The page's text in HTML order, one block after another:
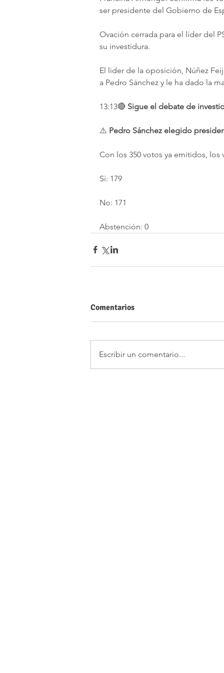
ser presidente del Gobierno de
Ovación cerrada para el líder del
su investidura.
El lider de la oposición, Núñez
a Pedro Sánchez y le ha dado la
13:13🔴 Sigue el debate de
⚠️ Pedro Sánchez elegido
Con los 350 votos ya emitidos,
Sí: 179
No: 171
Abstención: 0
Comentarios
Escribir un comentario...